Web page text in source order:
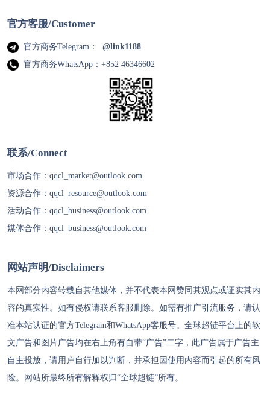
官方客服/Customer
官方商务Telegram：
@link1188
官方商务WhatsApp：+852 46346602
联系/Connect
市场合作： qqcl_market@outlook.com
资源合作： qqcl_resource@outlook.com
活动合作： qqcl_business@outlook.com
媒体合作： qqcl_business@outlook.com
网站声明/Disclaimers
本网部分内容转载自其他媒体，并不代表本网赞同其观点或证实其内
容的真实性。如有侵权请联系客服删除。如需有推广引流服务，请认
准本站认证的官方Telegram和WhatsApp客服号。 全球超链平台上的软
文广告和图片广告均在右上角有自带“广告”二字，此广告属于广告主
自主投放，请用户自行加以判断，并承担因使用内容而引起的所有风
险。网站所最终所有解释权归“全球超链”所有。